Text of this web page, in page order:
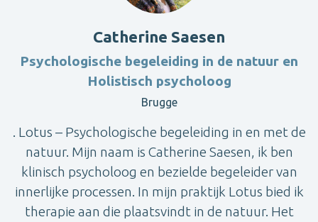
Catherine Saesen
Psychologische begeleiding in de natuur en
Holistisch psycholoog
Brugge
. Lotus – Psychologische begeleiding in en met de
natuur. Mijn naam is Catherine Saesen, ik ben
klinisch psycholoog en bezielde begeleider van
innerlijke processen. In mijn praktijk Lotus bied ik
therapie aan die plaatsvindt in de natuur. Het